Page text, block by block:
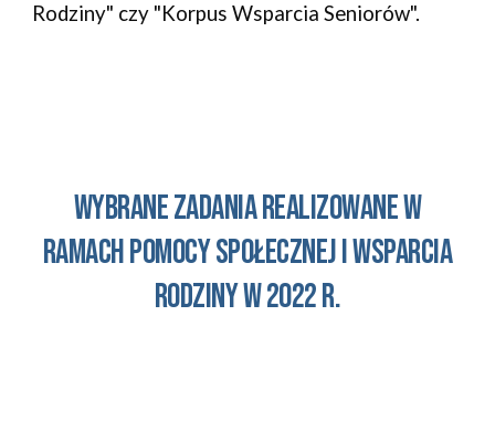
Rodziny" czy "Korpus Wsparcia Seniorów".
wybrane zadania realizowane w
ramach pomocy społecznej i wsparcia
rodziny w 2022r.